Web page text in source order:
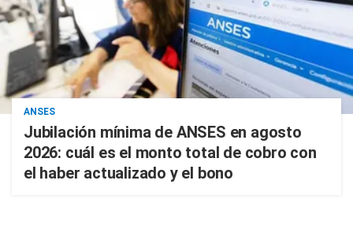
ANSES
Jubilación mínima de ANSES en agosto
2026: cuál es el monto total de cobro con
el haber actualizado y el bono